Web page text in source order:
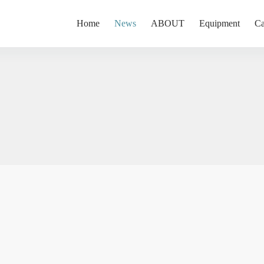
Home News ABOUT Equipment